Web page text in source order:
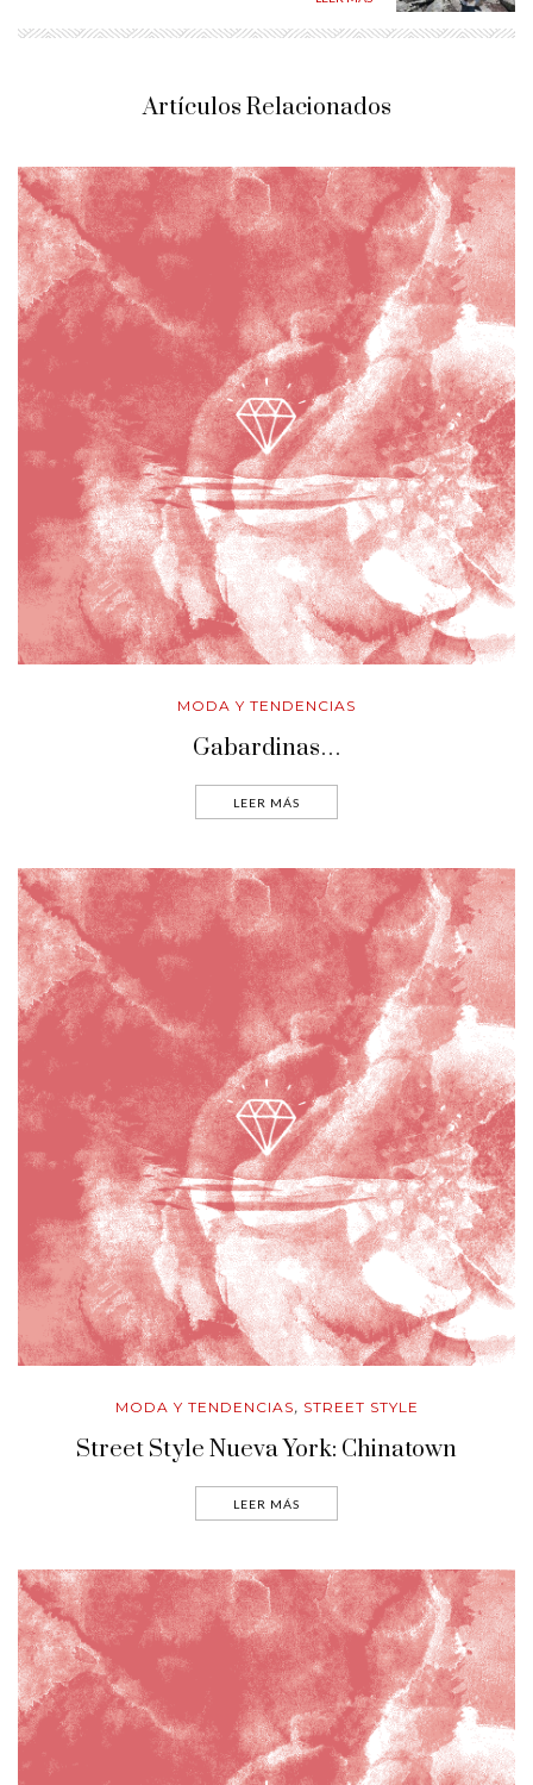
Artículos Relacionados
MODA Y TENDENCIAS
Gabardinas…
LEER MÁS
MODA Y TENDENCIAS, STREET STYLE
Street Style Nueva York: Chinatown
LEER MÁS